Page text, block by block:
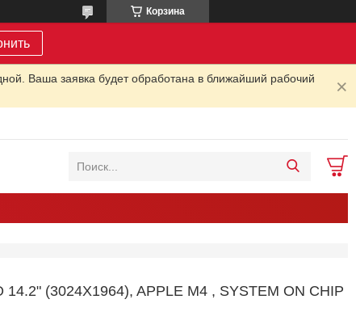
Корзина
Ваша заявка будет обработана в ближайший рабочий
(3024X1964), APPLE M4 , SYSTEM ON CHIP